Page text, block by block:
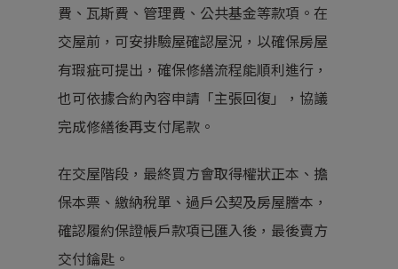
費、瓦斯費、管理費、公共基金等款項。在
交屋前，可安排驗屋確認屋況，以確保房屋
有瑕疵可提出，確保修繕流程能順利進行，
也可依據合約內容申請「主張回復」，協議
完成修繕後再支付尾款。
在交屋階段，最終買方會取得權狀正本、擔
保本票、繳納稅單、過戶公契及房屋謄本，
確認履約保證帳戶款項已匯入後，最後賣方
交付鑰匙。